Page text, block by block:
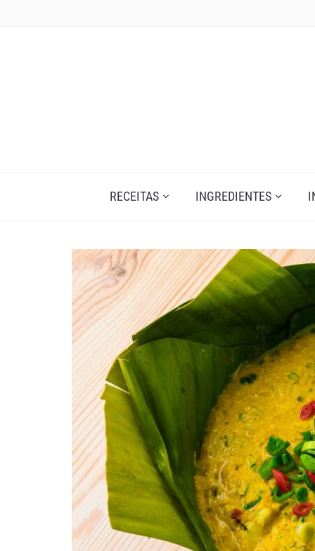
RECEITAS INGREDIENTES